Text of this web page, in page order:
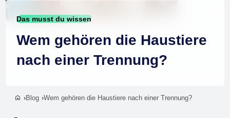
Das musst du wissen
Wem gehören die Haustiere
nach einer Trennung?
Blog Wem gehören die Haustiere nach einer Trennung?